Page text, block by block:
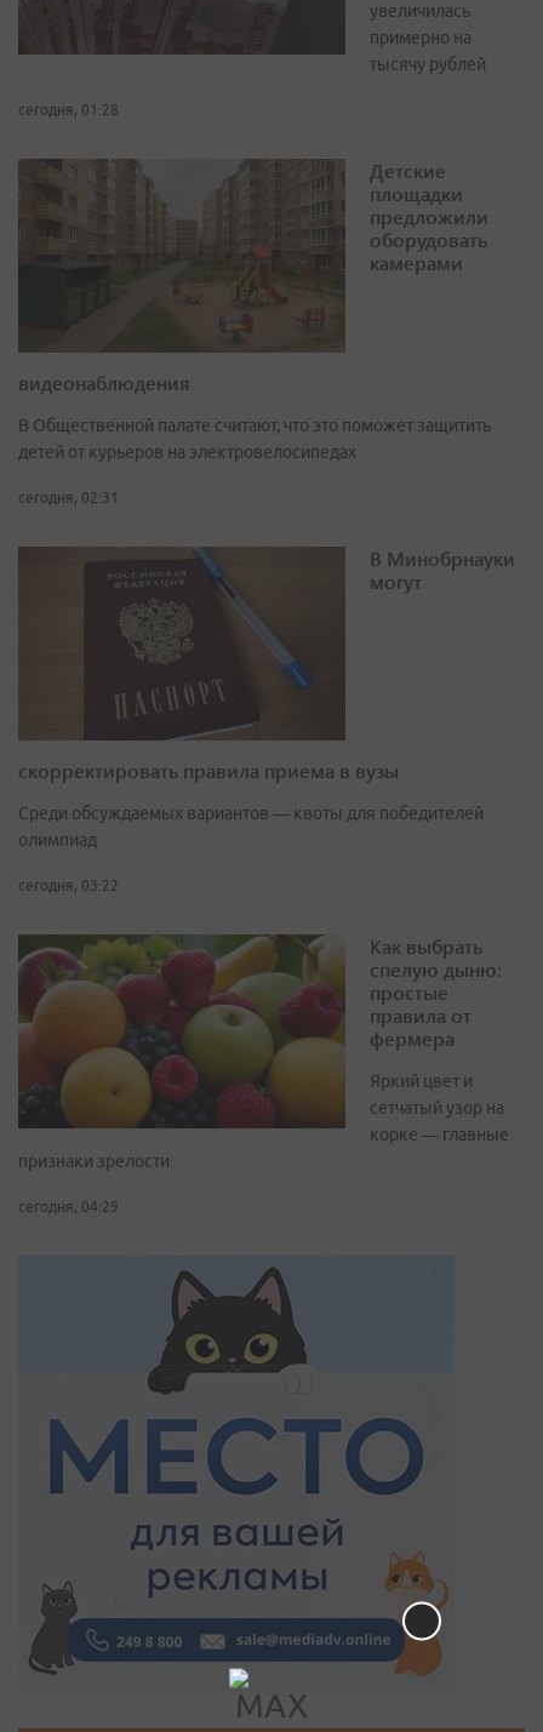
увеличилась
примерно на
тысячу рублей
сегодня, 01:28
Детские
площадки
предложили
оборудовать
камерами
видеонаблюдения
В Общественной палате считают, что это поможет защитить
детей от курьеров на электровелосипедах
сегодня, 02:31
В Минобрнауки
могут
скорректировать правила приема в вузы
Среди обсуждаемых вариантов — квоты для победителей
олимпиад
сегодня, 03:22
Как выбрать
спелую дыню:
простые
правила от
фермера
Яркий цвет и
сетчатый узор на
корке — главные
признаки зрелости
сегодня, 04:29